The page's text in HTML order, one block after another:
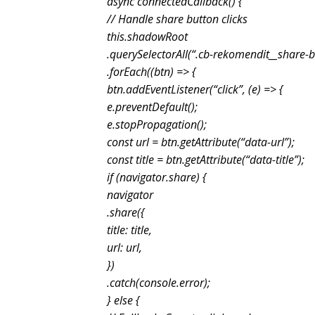
// Handle share button clicks
this.shadowRoot
.querySelectorAll(“.cb-rekomendit__share-
.forEach((btn) => {
btn.addEventListener(“click”, (e) => {
e.preventDefault();
e.stopPropagation();
const url = btn.getAttribute(“data-url”);
const title = btn.getAttribute(“data-title”);
if (navigator.share) {
navigator
.share({
title: title,
url: url,
})
.catch(console.error);
} else {